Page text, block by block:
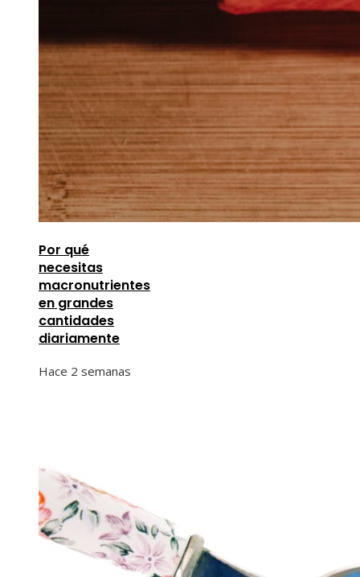
Por qué
necesitas
macronutrientes
en grandes
cantidades
diariamente
Hace 2 semanas